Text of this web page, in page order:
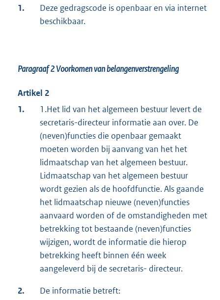
1.
Deze gedragscode is openbaar en via internet
beschikbaar.
Paragraaf 2Voorkomen van belangenverstrengeling
Artikel 2
1.
1.Het lid van het algemeen bestuur levert de
secretaris-directeur informatie aan over. De
(neven)functies die openbaar gemaakt
moeten worden bij aanvang van het het
lidmaatschap van het algemeen bestuur.
Lidmaatschap van het algemeen bestuur
wordt gezien als de hoofdfunctie. Als gaande
het lidmaatschap nieuwe (neven)functies
aanvaard worden of de omstandigheden met
betrekking tot bestaande (neven)functies
wijzigen, wordt de informatie die hierop
betrekking heeft binnen één week
aangeleverd bij de secretaris- directeur.
2. De informatie betreft: